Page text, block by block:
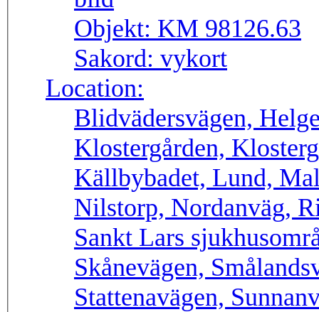
Objekt: KM 98126.63
Sakord: vykort
Location:
Blidvädersvägen,
Klostergården,
Källbybadet, Lund,
Nilstorp, Nordanväg,
Sankt Lars
Skånevägen,
Stattenavägen,